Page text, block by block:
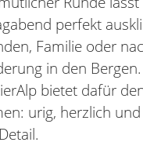
perfekt
Familie oder
in den Bergen.
bietet dafür
urig, herzlich und